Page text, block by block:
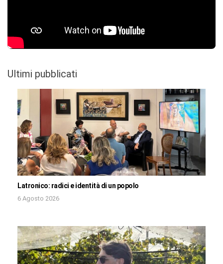
Ultimi pubblicati
Latronico: radici e identità di un popolo
6 Agosto 2026